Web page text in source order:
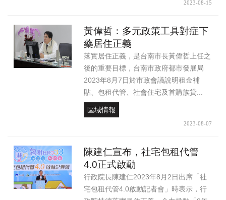
2023-08-15
黃偉哲：多元政策工具對症下
藥居住正義
落實居住正義，是台南市長黃偉哲上任之
後的重要目標，台南市政府都市發展局
2023年8月7日於市政會議說明租金補
貼、包租代管、社會住宅及首購族貸...
區域情報
2023-08-07
陳建仁宣布，社宅包租代管
4.0正式啟動
行政院長陳建仁2023年8月2日出席「社
宅包租代管4.0啟動記者會」時表示，行